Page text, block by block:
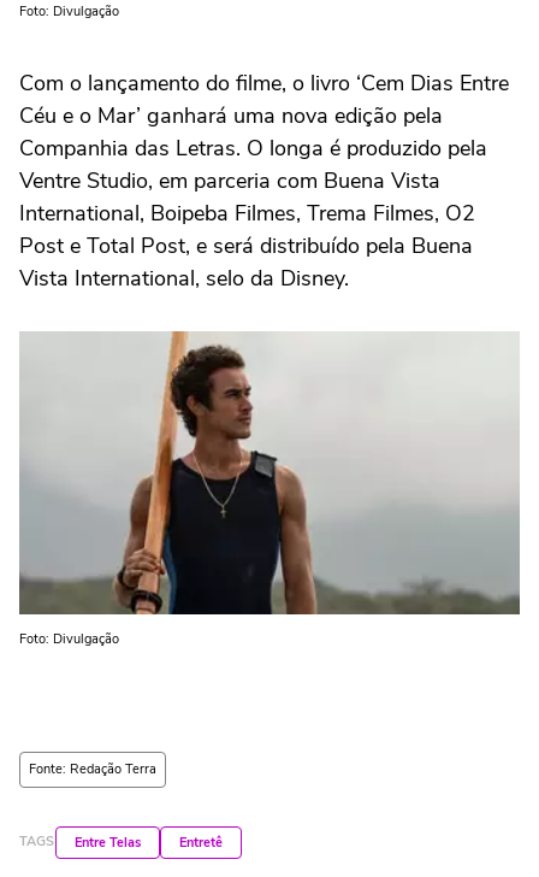
Foto: Divulgação
Com o lançamento do filme, o livro ‘Cem Dias Entre
Céu e o Mar’ ganhará uma nova edição pela
Companhia das Letras. O longa é produzido pela
Ventre Studio, em parceria com Buena Vista
International, Boipeba Filmes, Trema Filmes, O2
Post e Total Post, e será distribuído pela Buena
Vista International, selo da Disney.
Foto: Divulgação
Fonte: Redação Terra
TAGS Entre Telas Entretê